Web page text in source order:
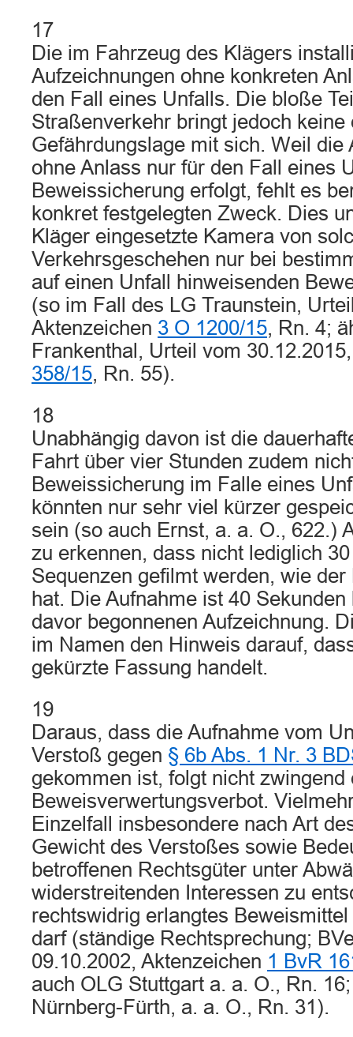
17
Die im Fahrzeug des Klägers
Aufzeichnungen ohne konkreten
den Fall eines Unfalls. Die bloße
Straßenverkehr bringt jedoch keine
Gefährdungslage mit sich. Weil die
ohne Anlass nur für den Fall eines
Beweissicherung erfolgt, fehlt es
konkret festgelegten Zweck. Dies
Kläger eingesetzte Kamera von
Verkehrsgeschehen nur bei
auf einen Unfall hinweisenden
(so im Fall des LG Traunstein,
Aktenzeichen 3 O 1200/15, Rn. 4;
Frankenthal, Urteil vom
358/15, Rn. 55).
18
Unabhängig davon ist die
Fahrt über vier Stunden zudem
Beweissicherung im Falle eines
könnten nur sehr viel kürzer
sein (so auch Ernst, a. a. O., 622.)
zu erkennen, dass nicht lediglich
Sequenzen gefilmt werden, wie
hat. Die Aufnahme ist 40
davor begonnenen Aufzeichnung.
im Namen den Hinweis darauf,
gekürzte Fassung handelt.
19
Daraus, dass die Aufnahme vom
Verstoß gegen § 6b Abs. 1 Nr. 3
gekommen ist, folgt nicht zwingend
Beweisverwertungsverbot.
Einzelfall insbesondere nach Art
Gewicht des Verstoßes sowie
betroffenen Rechtsgüter unter
widerstreitenden Interessen zu
rechtswidrig erlangtes
darf (ständige Rechtsprechung;
09.10.2002, Aktenzeichen 1 BvR
auch OLG Stuttgart a. a. O., Rn.
Nürnberg-Fürth, a. a. O., Rn. 31).